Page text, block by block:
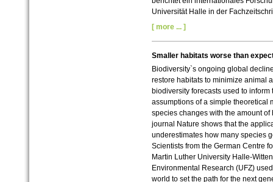
Universität Halle in der
[ more ... ]
Smaller habitats worse than
Biodiversity`s ongoing global
restore habitats to minimize animal
biodiversity forecasts used to
assumptions of a simple theoretical
species changes with the amount
journal Nature shows that the
underestimates how many species
Scientists from the German Centre
Martin Luther University Halle-
Environmental Research (UFZ)
world to set the path for the next